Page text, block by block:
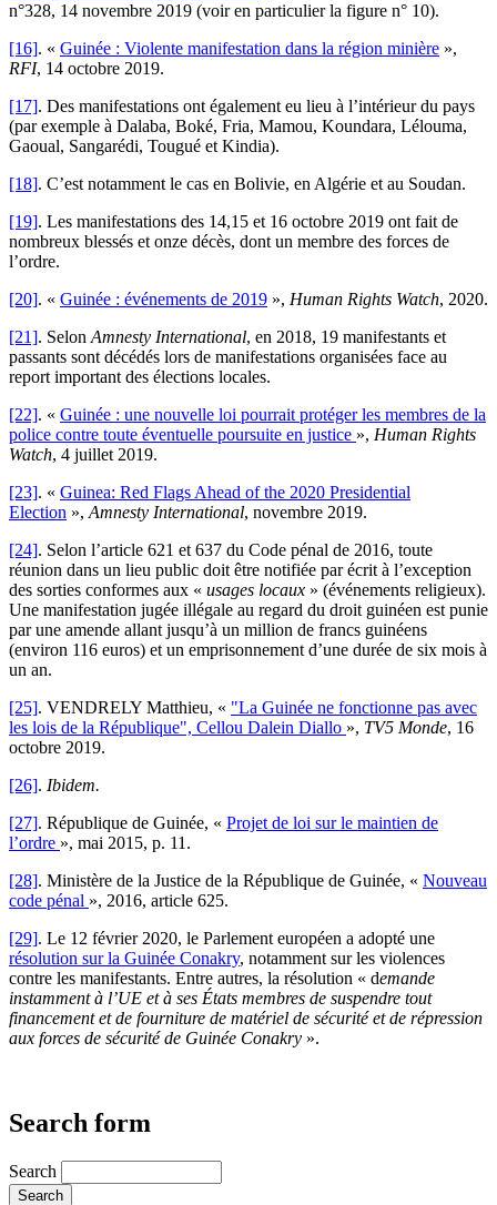
n°328, 14 novembre 2019 (voir en particulier la figure n° 10).
[16]. « Guinée : Violente manifestation dans la région minière »,
RFI, 14 octobre 2019.
[17]. Des manifestations ont également eu lieu à l’intérieur du pays
(par exemple à Dalaba, Boké, Fria, Mamou, Koundara, Lélouma,
Gaoual, Sangarédi, Tougué et Kindia).
[18]. C’est notamment le cas en Bolivie, en Algérie et au Soudan.
[19]. Les manifestations des 14,15 et 16 octobre 2019 ont fait de
nombreux blessés et onze décès, dont un membre des forces de
l’ordre.
[20]. « Guinée : événements de 2019 », Human Rights Watch, 2020.
[21]. SelonAmnesty International, en 2018, 19 manifestants et
passants sont décédés lors de manifestations organisées face au
report important des élections locales.
[22]. « Guinée : une nouvelle loi pourrait protéger les membres de la
police contre toute éventuelle poursuite en justice », Human Rights
Watch, 4 juillet 2019.
[23]. « Guinea: Red Flags Ahead of the 2020 Presidential
Election »,Amnesty International, novembre 2019.
[24]. Selon l’article 621 et 637 du Code pénal de 2016, toute
réunion dans un lieu public doit être notifiée par écrit à l’exception
des sorties conformes aux « usages locaux » (événements religieux).
Une manifestation jugée illégale au regard du droit guinéen est punie
par une amende allant jusqu’à un million de francs guinéens
(environ 116 euros) et un emprisonnement d’une durée de six mois à
un an.
[25]. VENDRELY Matthieu, « "La Guinée ne fonctionne pas avec
les lois de la République", Cellou Dalein Diallo », TV5 Monde, 16
octobre 2019.
[26]. Ibidem.
[27]. République de Guinée, « Projet de loi sur le maintien de
l’ordre », mai 2015, p. 11.
[28]. Ministère de la Justice de la République de Guinée, « Nouveau
code pénal », 2016, article 625.
[29]. Le 12 février 2020, le Parlement européen a adopté une
résolution sur la Guinée Conakry, notamment sur les violences
contre les manifestants. Entre autres, la résolution « demande
instamment à l’UE et à ses États membres de suspendre tout
financement et de fourniture de matériel de sécurité et de répression
aux forces de sécurité de Guinée Conakry ».
Search form
Search